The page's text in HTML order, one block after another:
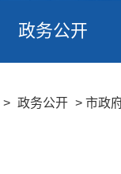
政务公开
> 政务公开 > 市政